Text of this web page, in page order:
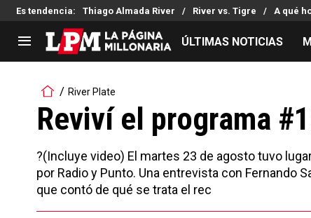
Es tendencia: Thiago Almada River River vs. Tigre A qué
LIGA PROFESIONAL
Noticias
Tabla de posiciones
Reserva
Copa Argentina
ÚLTIMAS NOTICIAS
River Plate
Reviví el programa
?(Incluye video) El martes 23 de agosto tuvo
por Radio y Punto. Una entrevista con Fernando
que contó de qué se trata el rec